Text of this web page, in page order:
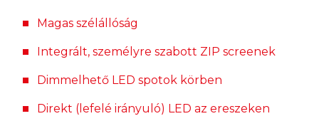
Magas szélállóság
Integrált, személyre szabott ZIP screenek
Dimmelhető LED spotok körben
Direkt (lefelé irányuló) LED az ereszeken